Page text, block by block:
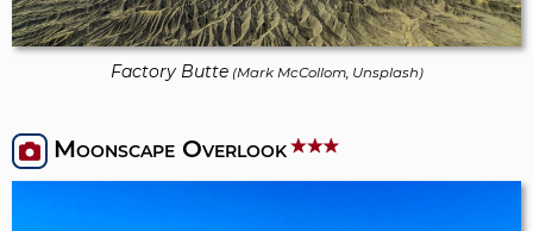
Factory Butte(Mark McCollom, Unsplash )
Moonscape Overlook